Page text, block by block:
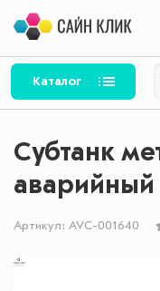
Каталог
Субтанк
аварийный
Артикул: AVC-001640